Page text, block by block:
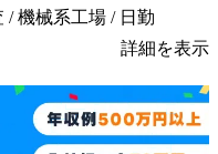
/ 機械系工場 / 日勤
詳細を表示